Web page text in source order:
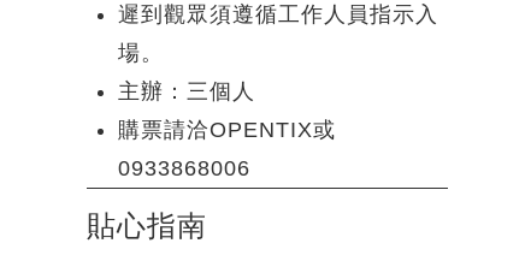
遲到觀眾須遵循工作人員指示入
場。
主辦：三個人
購票請洽OPENTIX或
0933868006
貼心指南